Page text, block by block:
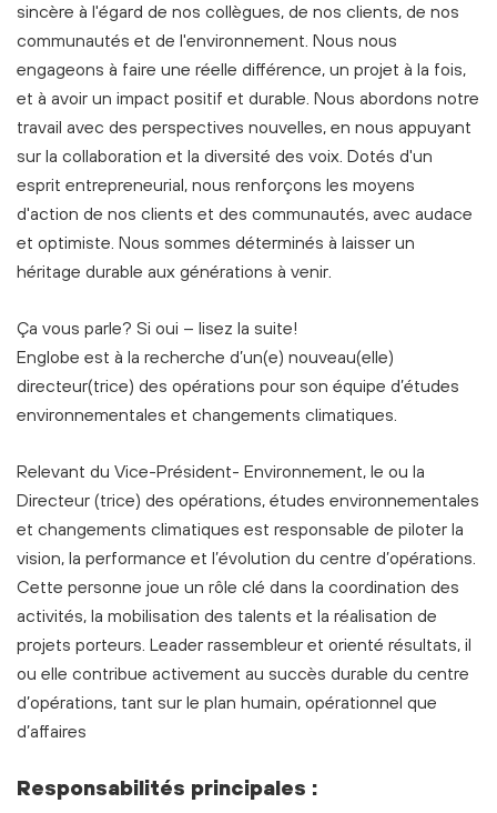
sincère à l'égard de nos collègues, de nos clients, de nos
communautés et de l'environnement. Nous nous
engageons à faire une réelle différence, un projet à la fois,
et à avoir un impact positif et durable. Nous abordons notre
travail avec des perspectives nouvelles, en nous appuyant
sur la collaboration et la diversité des voix. Dotés d'un
esprit entrepreneurial, nous renforçons les moyens
d'action de nos clients et des communautés, avec audace
et optimiste. Nous sommes déterminés à laisser un
héritage durable aux générations à venir.
Ça vous parle? Si oui – lisez la suite!
Englobe est à la recherche d’un(e) nouveau(elle)
directeur(trice) des opérations pour son équipe d’études
environnementales et changements climatiques.
Relevant du Vice-Président- Environnement, le ou la
Directeur (trice) des opérations, études environnementales
et changements climatiques est responsable de piloter la
vision, la performance et l’évolution du centre d’opérations.
Cette personne joue un rôle clé dans la coordination des
activités, la mobilisation des talents et la réalisation de
projets porteurs. Leader rassembleur et orienté résultats, il
ou elle contribue activement au succès durable du centre
d’opérations, tant sur le plan humain, opérationnel que
d’affaires
Responsabilités principales :